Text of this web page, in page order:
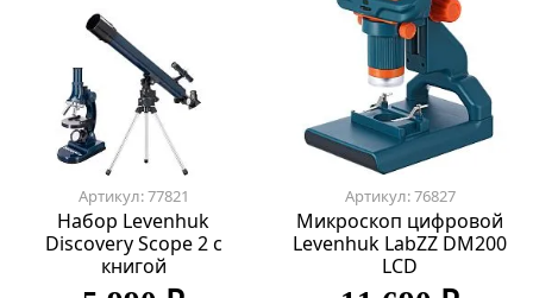
Артикул: 77821
Набор Levenhuk
Discovery Scope 2 с
книгой
Артикул: 76827
Микроскоп цифровой
Levenhuk LabZZ DM200
LCD